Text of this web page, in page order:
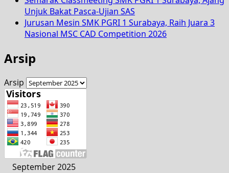
Unjuk Bakat Pasca-Ujian SAS
Jurusan Mesin SMK PGRI 1 Surabaya, Raih Juara 3
Nasional MSC CAD Competition 2026
Arsip
Arsip
September 2025